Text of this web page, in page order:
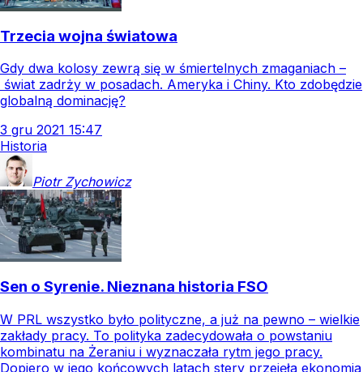
Trzecia wojna światowa
Gdy dwa kolosy zewrą się w śmiertelnych zmaganiach –
świat zadrży w posadach. Ameryka i Chiny. Kto zdobędzie
globalną dominację?
3 gru 2021 15:47
Historia
Piotr Zychowicz
Sen o Syrenie. Nieznana historia FSO
W PRL wszystko było polityczne, a już na pewno – wielkie
zakłady pracy. To polityka zadecydowała o powstaniu
kombinatu na Żeraniu i wyznaczała rytm jego pracy.
Dopiero w jego końcowych latach stery przejęła ekonomia